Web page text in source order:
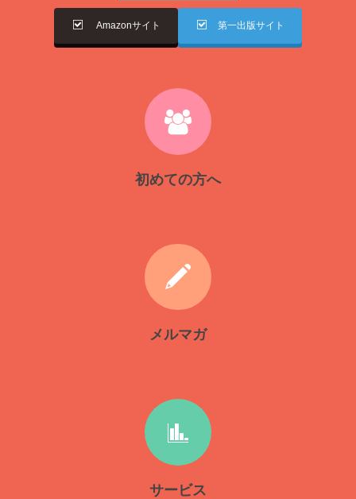
Amazonサイト 第一出版サイト
初めての方へ
メルマガ
サービス